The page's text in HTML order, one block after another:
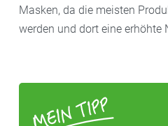
Masken, da die meisten
werden und dort eine erhöhte